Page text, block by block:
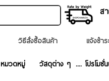
ส
วิธีสั่งซื้อสินค้า แจ้งชำร
หมวดหมู่ วัสดุต่าง ๆ .... โปรโมชั่